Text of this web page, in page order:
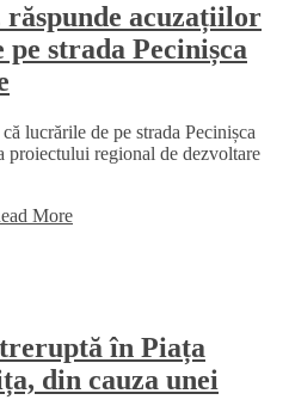
acuzațiilor
strada Pecinișca
lucrările de pe strada Pecinișca
proiectului regional de dezvoltare
More
în Piața
din cauza unei